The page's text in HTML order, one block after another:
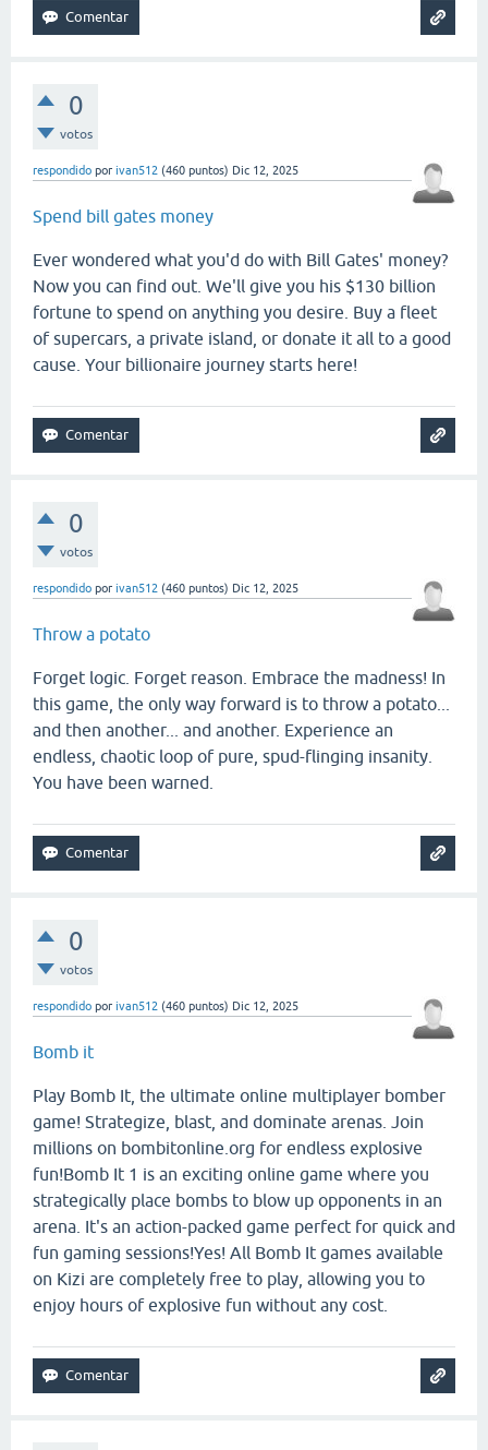
0
votos
respondido por ivan512 (460 puntos) Dic 12, 2025
Spend bill gates money
Ever wondered what you'd do with Bill Gates' money?
Now you can find out. We'll give you his $130 billion
fortune to spend on anything you desire. Buy a fleet
of supercars, a private island, or donate it all to a good
cause. Your billionaire journey starts here!
0
votos
respondido por ivan512 (460 puntos) Dic 12, 2025
Throw a potato
Forget logic. Forget reason. Embrace the madness! In
this game, the only way forward is to throw a potato...
and then another... and another. Experience an
endless, chaotic loop of pure, spud-flinging insanity.
You have been warned.
0
votos
respondido por ivan512 (460 puntos) Dic 12, 2025
Bomb it
Play Bomb It, the ultimate online multiplayer bomber
game! Strategize, blast, and dominate arenas. Join
millions on bombitonline.org for endless explosive
fun!Bomb It 1 is an exciting online game where you
strategically place bombs to blow up opponents in an
arena. It's an action-packed game perfect for quick and
fun gaming sessions!Yes! All Bomb It games available
on Kizi are completely free to play, allowing you to
enjoy hours of explosive fun without any cost.